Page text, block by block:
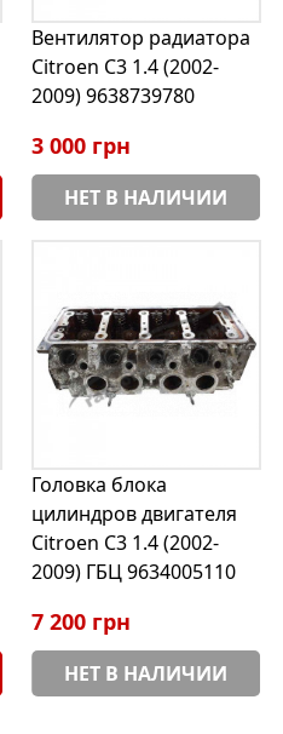
Вентилятор радиатора
Citroen C3 1.4 (2002-
2009) 9638739780
3 000 грн
НЕТ В НАЛИЧИИ
Головка блока
цилиндров двигателя
Citroen C3 1.4 (2002-
2009) ГБЦ 9634005110
7 200 грн
НЕТ В НАЛИЧИИ